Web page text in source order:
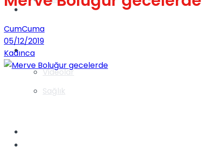
Videolar
Gündem
Yaşam
Sağlık
CumCuma
05/12/2019
Kadınca